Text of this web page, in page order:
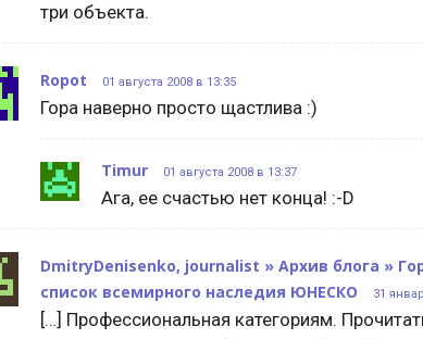
три объекта.
Ropot 01 августа 2008 в 13:35
Гора наверно просто щастлива :)
Timur 01 августа 2008 в 13:37
Ага, ее счастью нет конца! :-D
DmitryDenisenko, journalist » Архив блога »
список всемирного наследия ЮНЕСКО
31
[…] Профессиональная категориям.